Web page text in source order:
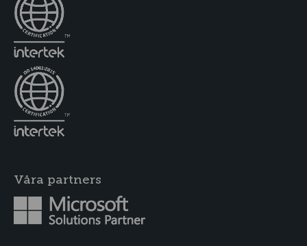
Våra partners